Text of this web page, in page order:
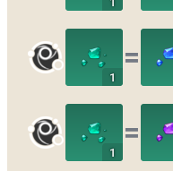
1
〓
1
〓